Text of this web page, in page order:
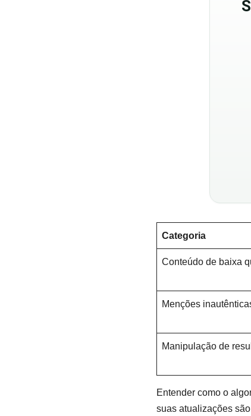
Categoria
Conteúdo de baixa
Menções
Manipulação de
Entender como o
suas atualizações